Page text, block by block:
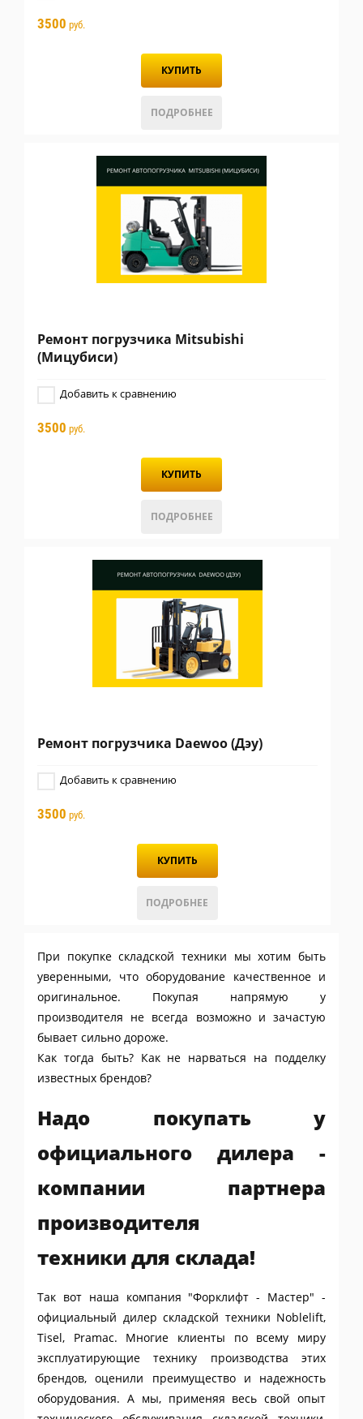
3500 руб.
КУПИТЬ
ПОДРОБНЕЕ
Ремонт погрузчика Mitsubishi
(Мицубиси)
Добавить к сравнению
3500 руб.
КУПИТЬ
ПОДРОБНЕЕ
Ремонт погрузчика Daewoo (Дэу)
Добавить к сравнению
3500 руб.
КУПИТЬ
ПОДРОБНЕЕ
При покупке складской техники мы хотим быть
уверенными, что оборудование качественное и
оригинальное. Покупая напрямую у
производителя не всегда возможно и зачастую
бывает сильно дороже.
Как тогда быть? Как не нарваться на подделку
известных брендов?
Надо покупать у
официального дилера -
компании партнера
производителя
техники для склада!
Так вот наша компания "Форклифт - Мастер" -
официальный дилер складской техники Noblelift,
Tisel, Pramac. Многие клиенты по всему миру
эксплуатирующие технику производства этих
брендов, оценили преимущество и надежность
оборудования. А мы, применяя весь свой опыт